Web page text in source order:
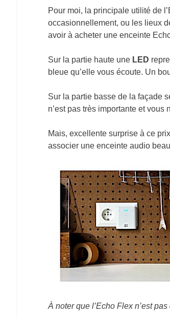
Pour moi, la principale utilité de
occasionnellement, ou les lieux
avoir à acheter une enceinte
Sur la partie haute une LED
bleue qu’elle vous écoute. Un
Sur la partie basse de la façade
n’est pas très importante et
Mais, excellente surprise à ce
associer une enceinte audio
À noter que l’Echo Flex n’est